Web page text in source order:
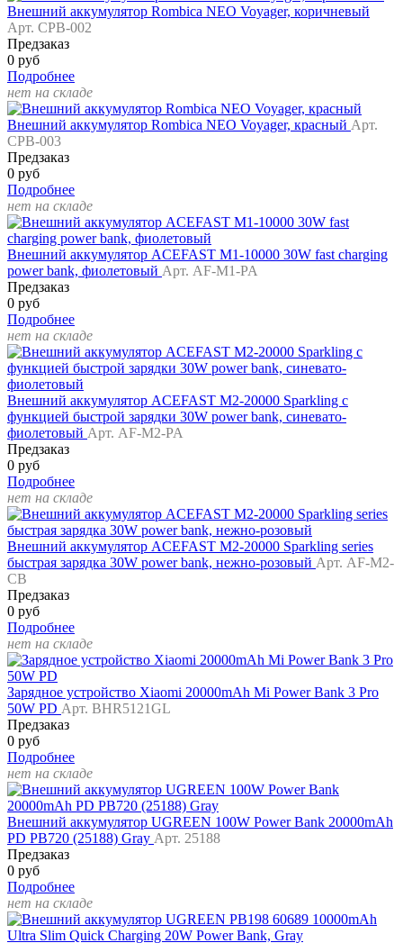
Внешний аккумулятор Rombica NEO Voyager, коричневый
Арт. CPB-002
Предзаказ
0 руб
Подробнее
нет на складе
Внешний аккумулятор Rombica NEO Voyager, красный Арт.
CPB-003
Предзаказ
0 руб
Подробнее
нет на складе
Внешний аккумулятор ACEFAST M1-10000 30W fast charging
power bank, фиолетовый Арт. AF-M1-PA
Предзаказ
0 руб
Подробнее
нет на складе
Внешний аккумулятор ACEFAST M2-20000 Sparkling с
функцией быстрой зарядки 30W power bank, синевато-
фиолетовый Арт. AF-M2-PA
Предзаказ
0 руб
Подробнее
нет на складе
Внешний аккумулятор ACEFAST M2-20000 Sparkling series
быстрая зарядка 30W power bank, нежно-розовый Арт. AF-M2-
CB
Предзаказ
0 руб
Подробнее
нет на складе
Зарядное устройство Xiaomi 20000mAh Mi Power Bank 3 Pro
50W PD Арт. BHR5121GL
Предзаказ
0 руб
Подробнее
нет на складе
Внешний аккумулятор UGREEN 100W Power Bank 20000mAh
PD PB720 (25188) Gray Арт. 25188
Предзаказ
0 руб
Подробнее
нет на складе